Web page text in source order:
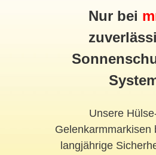
Nur bei
Unsere
Gelenkarmmarkisen
langjährige